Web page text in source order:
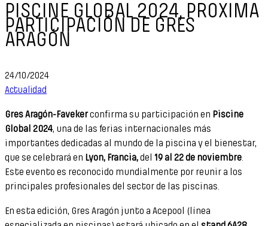
PISCINE GLOBAL 2024, PROXIMA
PARTICIPACIÓN DE GRES
ARAGÓN
24/10/2024
Actualidad
Gres Aragón-Favekerconfirma su participación en Piscine
Global 2024, una de las ferias internacionales más
importantes dedicadas al mundo de la piscina y el bienestar,
que se celebrará en Lyon, Francia,del 19 al 22 de noviembre
Este evento es reconocido mundialmente por reunir a los
principales profesionales del sector de las piscinas.
En esta edición, Gres Aragón junto a Acepool (línea